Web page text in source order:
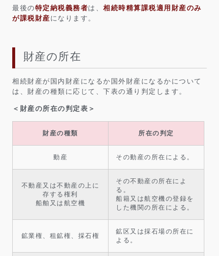
最後の特定納税義務者は、 相続時精算課税適用財産のみ
が課税財産になります。
財産の所在
相続財産が国内財産になるか国外財産になるかについて
は、財産の種類に応じて、下表の通り判定します。
＜財産の所在の判定表＞
財産の種類 所在の判定
動産 その動産の所在による。
不動産又は不動産の上に
存する権利
船舶又は航空機
その不動産の所在によ
る。
船籍又は航空機の登録を
した機関の所在による。
鉱業権、租鉱権、採石権
鉱区又は採石場の所在に
よる。